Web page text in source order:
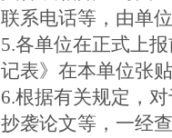
联系电话等，由单
5.各单位在正式上
记表》在本单位张
6.根据有关规定，
抄袭论文等，一经